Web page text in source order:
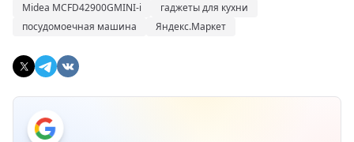
Midea MCFD42900GMINI-i
гаджеты для кухни
посудомоечная машина
Яндекс.Маркет